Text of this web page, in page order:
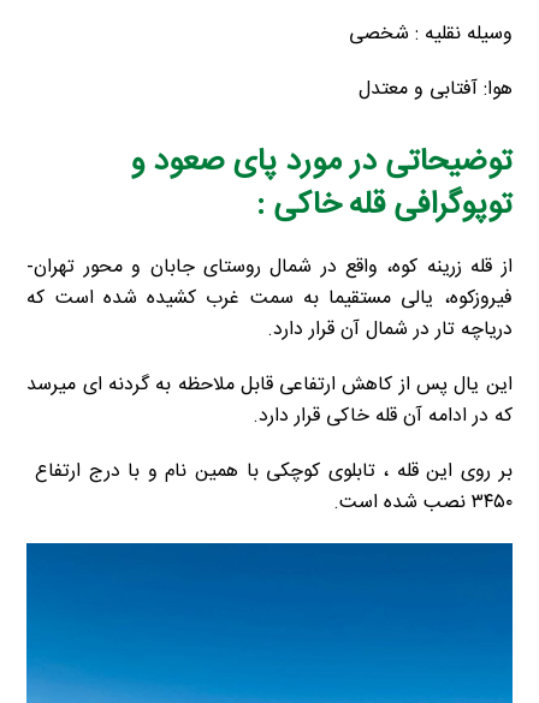
وسیله نقلیه : شخصی
هوا: آفتابی و معتدل
توضیحاتی در مورد پای صعود و
توپوگرافی قله خاکی :
از قله زرینه کوه، واقع در شمال روستای جابان و محور تهران-
فیروزکوه، یالی مستقیما به سمت غرب کشیده شده است که
دریاچه تار در شمال آن قرار دارد.
این یال پس از کاهش ارتفاعی قابل ملاحظه به گردنه ای میرسد
که در ادامه آن قله خاکی قرار دارد.
بر روی این قله ، تابلوی کوچکی با همین نام و با درج ارتفاع
۳۴۵۰ نصب شده است.